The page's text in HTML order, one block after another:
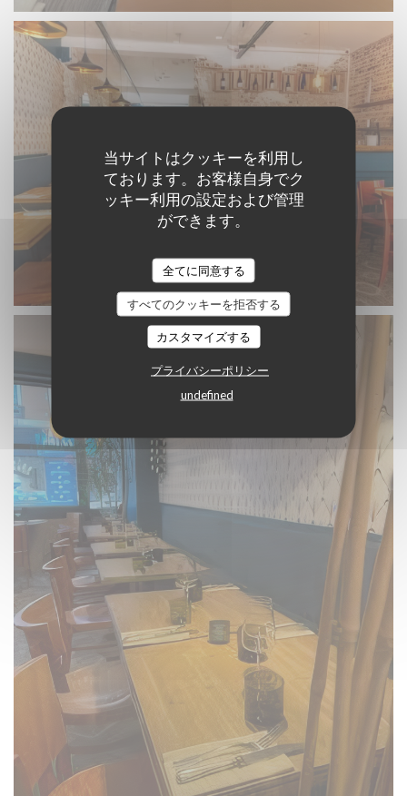
当サイトはクッキーを利用し
ております。お客様自身でク
ッキー利用の設定および管理
ができます。
全てに同意する
すべてのクッキーを拒否する
カスタマイズする
プライバシーポリシー
undefined
Un bistrot revisité